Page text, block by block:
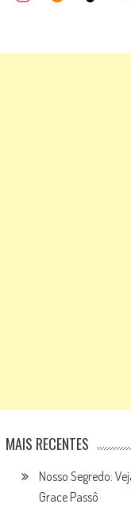
MAIS RECENTES
Nosso Segredo:
Grace Passô